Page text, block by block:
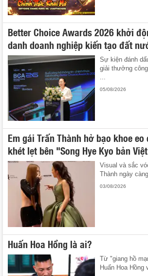
Better Choice Awards 2026 khởi
danh doanh nghiệp kiến tạo đất
Sự kiện đánh
giải thưởng
05/08/2026
Em gái Trấn Thành hở bạo khoe
khét lẹt bên "Song Hye Kyo bản
Visual và sắc
Thành ngày
03/08/2026
Huấn Hoa Hồng là ai?
Từ "giang hồ
Huấn Hoa Hồng